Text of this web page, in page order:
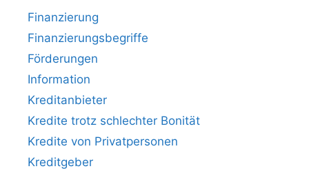
Finanzierung
Finanzierungsbegriffe
Förderungen
Information
Kreditanbieter
Kredite trotz schlechter Bonität
Kredite von Privatpersonen
Kreditgeber